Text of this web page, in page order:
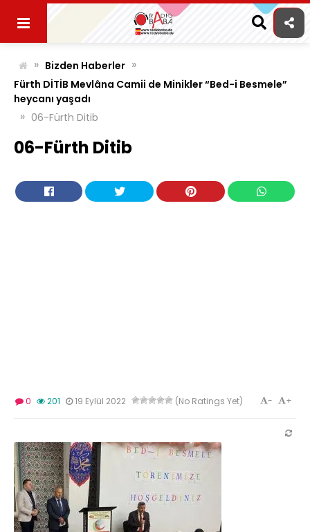
content
» Bizden Haberler »
Fürth DİTİB Mevlâna Camii de Minikler “Bed-i Besmele”
heycanı yaşadı
» 06-Fürth Ditib
06-Fürth Ditib
0 201 19 Eylül 2022 (No Ratings Yet) +
-